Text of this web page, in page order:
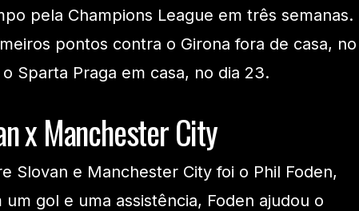
pela Champions League em três semanas.
pontos contra o Girona fora de casa, no
Sparta Praga em casa, no dia 23.
x Manchester City
Slovan e Manchester City foi o Phil Foden,
um gol e uma assistência, Foden ajudou o